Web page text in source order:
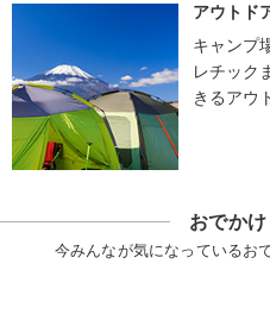
アウトド
キャンプ
レチック
きるアウ
おでか
今みんなが気になっているお